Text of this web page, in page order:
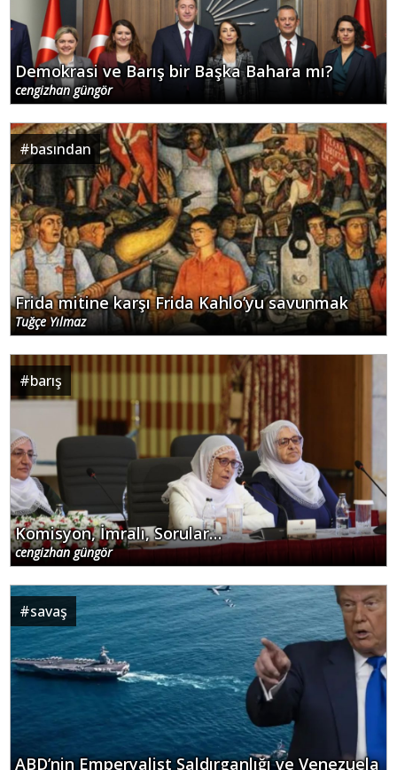
Demokrasi ve Barış bir Başka Bahara mı?
cengizhan güngör
#basından
Frida mitine karşı Frida Kahlo’yu savunmak
Tuğçe Yılmaz
#barış
Komisyon, İmralı, Sorular…
cengizhan güngör
#savaş
ABD’nin Emperyalist Saldırganlığı ve Venezuela